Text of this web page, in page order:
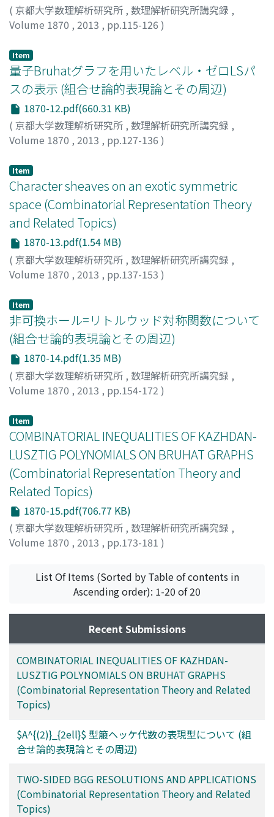
( 京都大学数理解析研究所 , 数理解析研究所講究録 ,
Volume 1870 , 2013 , pp.115-126 )
Item
量子Bruhatグラフを用いたレベル・ゼロLSパ
スの表示 (組合せ論的表現論とその周辺)
1870-12.pdf(660.31 KB)
( 京都大学数理解析研究所 , 数理解析研究所講究録 ,
Volume 1870 , 2013 , pp.127-136 )
Item
Character sheaves on an exotic symmetric
space (Combinatorial Representation Theory
and Related Topics)
1870-13.pdf(1.54 MB)
( 京都大学数理解析研究所 , 数理解析研究所講究録 ,
Volume 1870 , 2013 , pp.137-153 )
Item
非可換ホール=リトルウッド対称関数について
(組合せ論的表現論とその周辺)
1870-14.pdf(1.35 MB)
( 京都大学数理解析研究所 , 数理解析研究所講究録 ,
Volume 1870 , 2013 , pp.154-172 )
Hideaki
Item
COMBINATORIAL INEQUALITIES OF KAZHDAN-
LUSZTIG POLYNOMIALS ON BRUHAT GRAPHS
(Combinatorial Representation Theory and
Related Topics)
1870-15.pdf(706.77 KB)
( 京都大学数理解析研究所 , 数理解析研究所講究録 ,
Volume 1870 , 2013 , pp.173-181 )
List Of Items (Sorted by Table of contents in
Ascending order): 1-20 of 20
Recent Submissions
COMBINATORIAL INEQUALITIES OF KAZHDAN-
LUSZTIG POLYNOMIALS ON BRUHAT GRAPHS
(Combinatorial Representation Theory and Related
Topics)
$A^{(2)}_{2ell}$ 型箙ヘッケ代数の表現型について (組
合せ論的表現論とその周辺)
TWO-SIDED BGG RESOLUTIONS AND APPLICATIONS
(Combinatorial Representation Theory and Related
Topics)